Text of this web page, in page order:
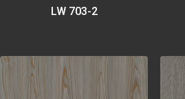
LW 703-2